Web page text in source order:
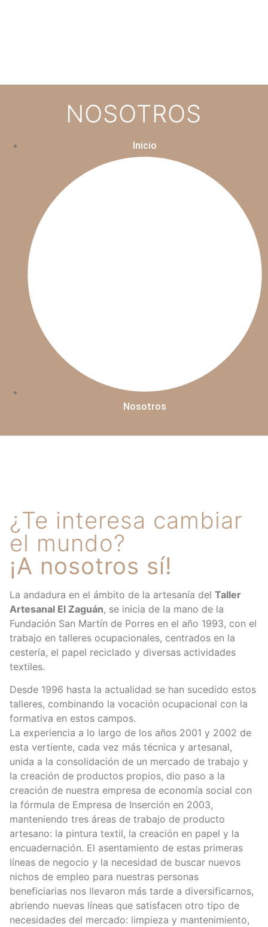
NOSOTROS
Inicio
Nosotros
¿Te interesa cambiar
el mundo?
¡A nosotros sí!
La andadura en el ámbito de la artesanía del Taller
Artesanal El Zaguán, se inicia de la mano de la
Fundación San Martín de Porres en el año 1993, con el
trabajo en talleres ocupacionales, centrados en la
cestería, el papel reciclado y diversas actividades
textiles.
Desde 1996 hasta la actualidad se han sucedido estos
talleres, combinando la vocación ocupacional con la
formativa en estos campos.
La experiencia a lo largo de los años 2001 y 2002 de
esta vertiente, cada vez más técnica y artesanal,
unida a la consolidación de un mercado de trabajo y
la creación de productos propios, dio paso a la
creación de nuestra empresa de economía social con
la fórmula de Empresa de Inserción en 2003,
manteniendo tres áreas de trabajo de producto
artesano: la pintura textil, la creación en papel y la
encuadernación. El asentamiento de estas primeras
líneas de negocio y la necesidad de buscar nuevos
nichos de empleo para nuestras personas
beneficiarias nos llevaron más tarde a diversificarnos,
abriendo nuevas líneas que satisfacen otro tipo de
necesidades del mercado: limpieza y mantenimiento,